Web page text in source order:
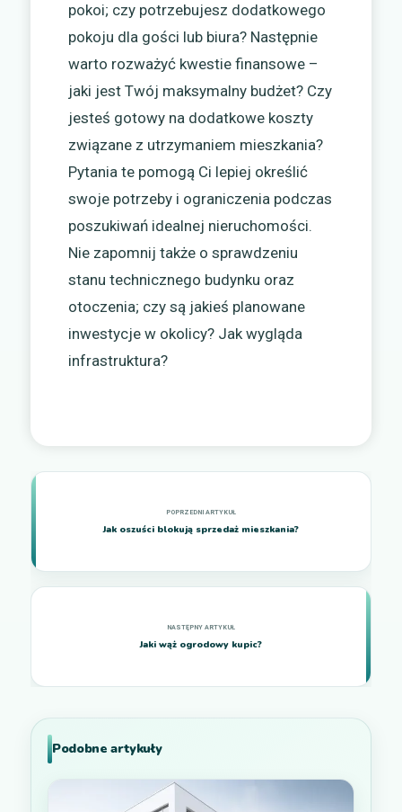
pokoi; czy potrzebujesz dodatkowego
pokoju dla gości lub biura? Następnie
warto rozważyć kwestie finansowe –
jaki jest Twój maksymalny budżet? Czy
jesteś gotowy na dodatkowe koszty
związane z utrzymaniem mieszkania?
Pytania te pomogą Ci lepiej określić
swoje potrzeby i ograniczenia podczas
poszukiwań idealnej nieruchomości.
Nie zapomnij także o sprawdzeniu
stanu technicznego budynku oraz
otoczenia; czy są jakieś planowane
inwestycje w okolicy? Jak wygląda
infrastruktura?
Jak oszuści blokują sprzedaż mieszkania?
Jaki wąż ogrodowy kupic?
Podobne artykuły